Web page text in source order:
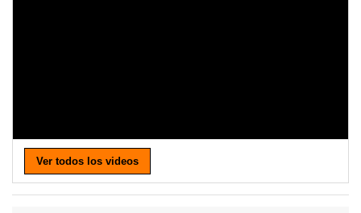
Ver todos los videos